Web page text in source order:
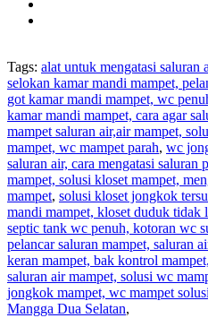
Tags: alat untuk mengatasi saluran
selokan kamar mandi mampet,
got kamar mandi mampet, wc
kamar mandi mampet, cara agar
mampet saluran air,air mampet,
mampet, wc mampet parah, wc
saluran air, cara mengatasi saluran
mampet, solusi kloset mampet,
mampet, solusi kloset jongkok
mandi mampet, kloset duduk tidak
septic tank wc penuh, kotoran wc
pelancar saluran mampet, saluran
keran mampet, bak kontrol
saluran air mampet, solusi wc
jongkok mampet, wc mampet
Mangga Dua Selatan,